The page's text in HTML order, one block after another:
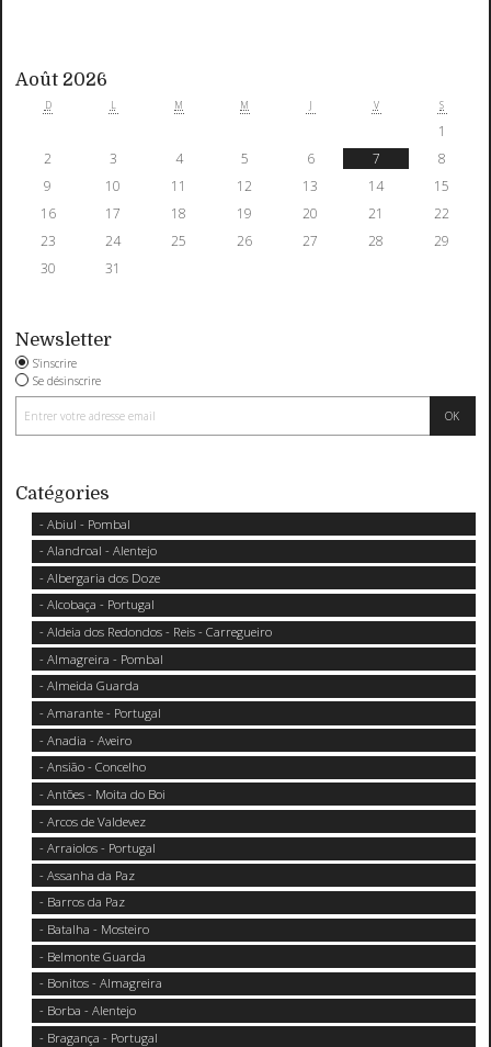
Août 2026
D L M M J V S
1
2
3 4 5 6 7
8
9
10 11 12 13 14
15
16
17 18 19 20 21
22
23
24 25 26 27 28
29
30
31
Newsletter
S'inscrire
Se désinscrire
Catégories
- Abiul - Pombal
- Alandroal - Alentejo
- Albergaria dos Doze
- Alcobaça - Portugal
- Aldeia dos Redondos - Reis - Carregueiro
- Almagreira - Pombal
- Almeida Guarda
- Amarante - Portugal
- Anadia - Aveiro
- Ansião - Concelho
- Antões - Moita do Boi
- Arcos de Valdevez
- Arraiolos - Portugal
- Assanha da Paz
- Barros da Paz
- Batalha - Mosteiro
- Belmonte Guarda
- Bonitos - Almagreira
- Borba - Alentejo
- Bragança - Portugal